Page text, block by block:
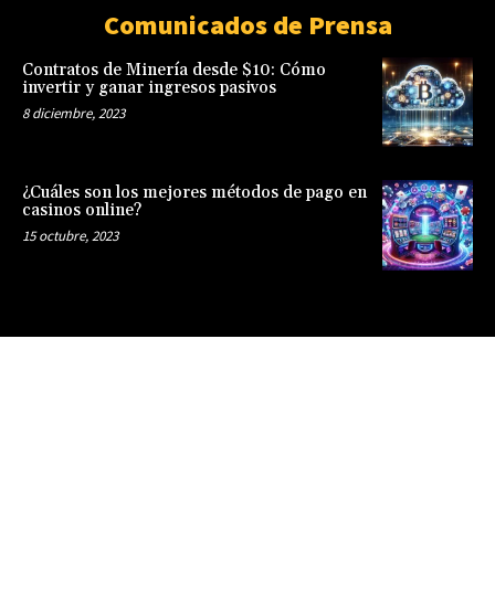
Comunicados de Prensa
Contratos de Minería desde $10: Cómo
invertir y ganar ingresos pasivos
8 diciembre, 2023
¿Cuáles son los mejores métodos de pago en
casinos online?
15 octubre, 2023